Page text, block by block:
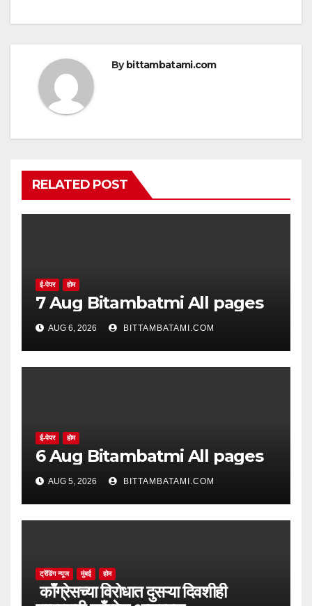
By bittambatami.com
RELATED POST
ई-पेपर होम
7 Aug Bitambatmi All pages
AUG 6, 2026 BITTAMBATAMI.COM
ई-पेपर होम
6 Aug Bitambatmi All pages
AUG 5, 2026 BITTAMBATAMI.COM
ट्रेंडिंग न्यूज मुंबई होम
काँग्रेसच्या विरोधात दुसऱ्या दिवशीही